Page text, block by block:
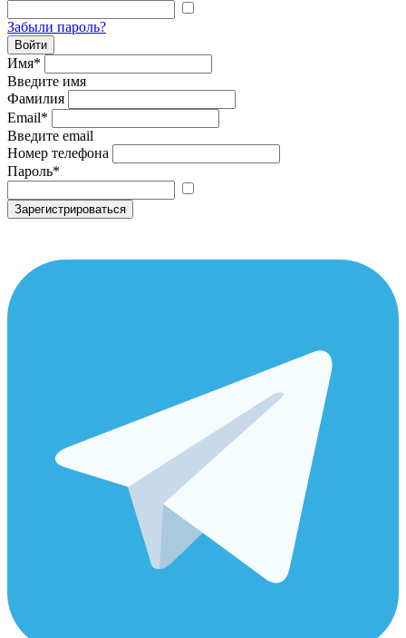
Забыли пароль?
Войти
Имя*
Введите имя
Фамилия
Email*
Введите email
Номер телефона
Пароль*
Зарегистрироваться